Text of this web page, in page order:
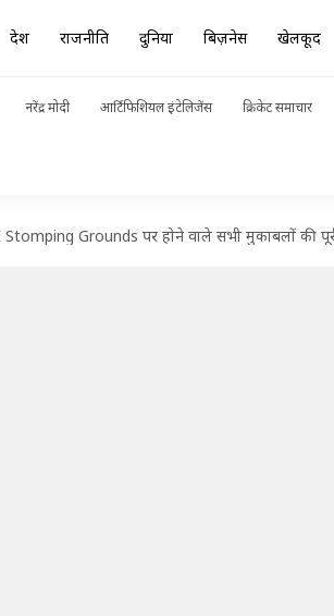
देश राजनीति दुनिया बिज़नेस खेलकूद
नरेंद्र मोदी आर्टिफिशियल इंटेलिजेंस क्रिकेट समाचार
Stomping Grounds पर होने वाले सभी मुकाबलों की